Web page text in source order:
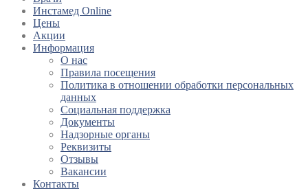
Инстамед Online
Цены
Акции
Информация
О нас
Правила посещения
Политика в отношении обработки персональных
данных
Социальная поддержка
Документы
Надзорные органы
Реквизиты
Отзывы
Вакансии
Контакты